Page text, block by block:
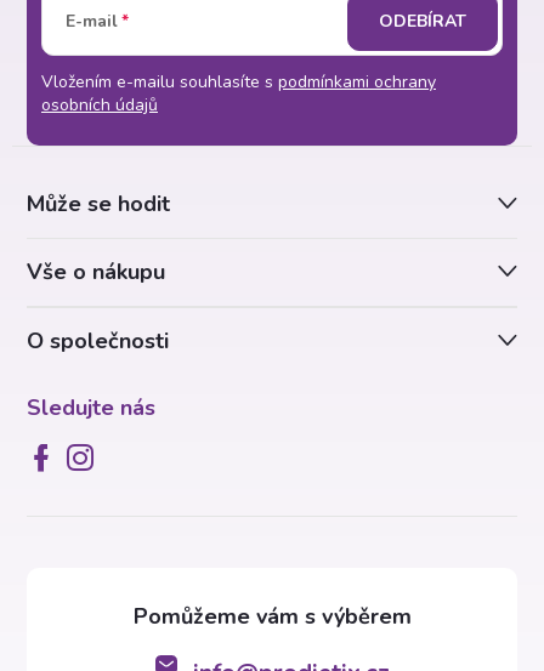
E-mail
Vložením e-mailu souhlasíte s podmínkami ochrany
osobních údajů
ODEBÍRAT
O společnosti
Sledujte nás
Může se hodit
Vše o nákupu